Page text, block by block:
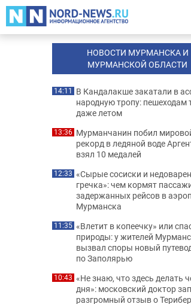
НОВОСТИ МУРМАНСКА И
МУРМАНСКОЙ ОБЛАСТИ
14:11 В Кандалакше закатали в
народную тропу: пешеходам
даже летом
13:36 Мурманчанин побил
рекорд в ледяной воде
взял 10 медалей
12:33 «Сырые сосиски и
гречка»: чем кормят
задержанных рейсов в
Мурманска
11:35 «Влетит в копеечку» или
природы: у жителей
вызвал споры новый
по Заполярью
10:43 «Не знаю, что здесь делать
дня»: московский доктор
разгромный отзыв о